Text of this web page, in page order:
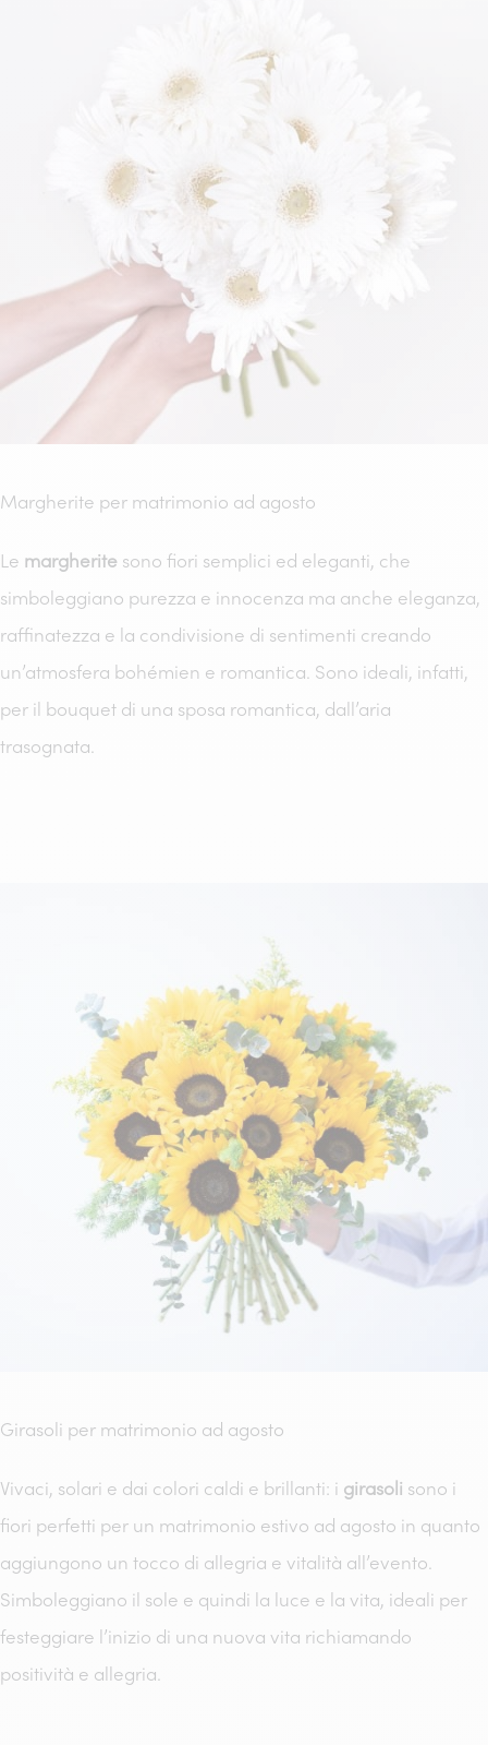
Margherite per matrimonio ad agosto
Le margherite sono fiori semplici ed eleganti, che
simboleggiano purezza e innocenza ma anche eleganza,
raffinatezza e la condivisione di sentimenti creando
un’atmosfera bohémien e romantica. Sono ideali, infatti,
per il bouquet di una sposa romantica, dall’aria
trasognata.
Girasoli per matrimonio ad agosto
Vivaci, solari e dai colori caldi e brillanti: i girasoli sono i
fiori perfetti per un matrimonio estivo ad agosto in quanto
aggiungono un tocco di allegria e vitalità all’evento.
Simboleggiano il sole e quindi la luce e la vita, ideali per
festeggiare l’inizio di una nuova vita richiamando
positività e allegria.